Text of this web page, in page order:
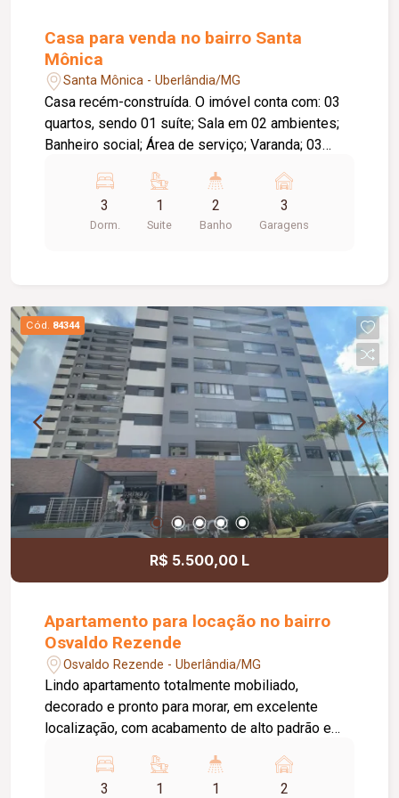
Casa para venda no bairro Santa
Mônica
Santa Mônica - Uberlândia/MG
Casa recém-construída. O imóvel conta com: 03
quartos, sendo 01 suíte; Sala em 02 ambientes;
Banheiro social; Área de serviço; Varanda; 03
Piso em porcelanato; Ambientes amplos, bem
distribuídos e com excelente padrão de
acabamento, proporcionando conforto e
3
Dorm.
1
Suite
2
Banho
3
Garagens
Cód. 84344
R$ 5.500,00 L
Apartamento para locação no bairro
Osvaldo Rezende
Osvaldo Rezende - Uberlândia/MG
Lindo apartamento totalmente mobiliado,
decorado e pronto para morar, em excelente
localização, com acabamento de alto padrão e
praticidade e sofisticação. O imóvel dispõe de 03
quartos com armários planejados, sendo 01 suíte
3 1 1 2